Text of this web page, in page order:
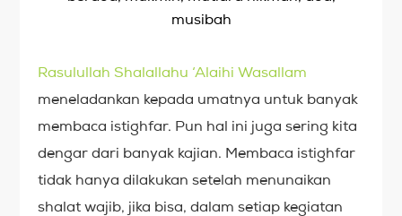
Rasulullah Shalallahu ‘Alaihi Wasallam
meneladankan kepada umatnya untuk banyak
membaca istighfar. Pun hal ini juga sering kita
dengar dari banyak kajian. Membaca istighfar
tidak hanya dilakukan setelah menunaikan
shalat wajib, jika bisa, dalam setiap kegiatan